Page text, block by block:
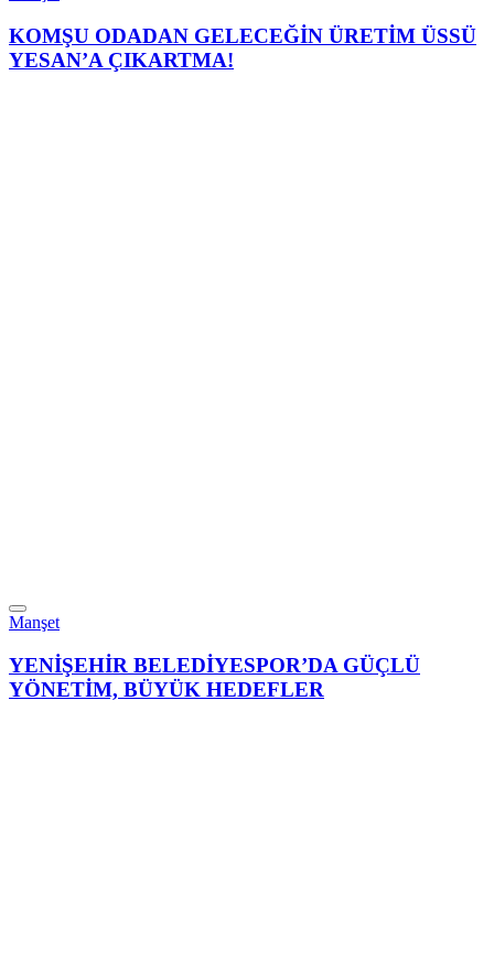
KOMŞU ODADAN GELECEĞİN ÜRETİM ÜSSÜ
YESAN’A ÇIKARTMA!
Manşet
YENİŞEHİR BELEDİYESPOR’DA GÜÇLÜ
YÖNETİM, BÜYÜK HEDEFLER